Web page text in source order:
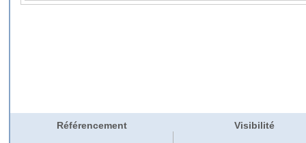
Référencement Visibilité